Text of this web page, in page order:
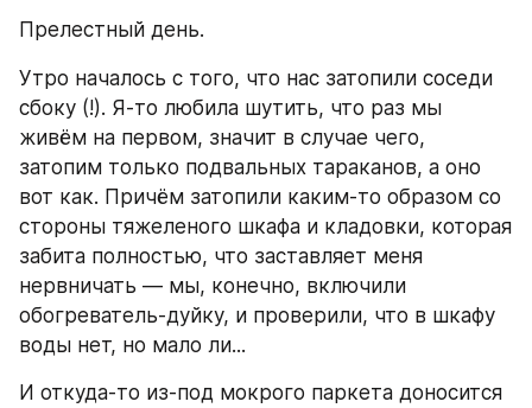
Прелестный день.
Утро началось с того, что нас затопили соседи
сбоку (!). Я-то любила шутить, что раз мы
живём на первом, значит в случае чего,
затопим только подвальных тараканов, а оно
вот как. Причём затопили каким-то образом со
стороны тяжеленого шкафа и кладовки, которая
забита полностью, что заставляет меня
нервничать — мы, конечно, включили
обогреватель-дуйку, и проверили, что в шкафу
воды нет, но мало ли...
И откуда-то из-под мокрого паркета доносится